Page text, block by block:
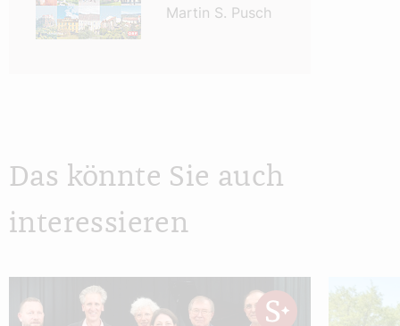
Martin S. Pusch
Das könnte Sie auch
interessieren